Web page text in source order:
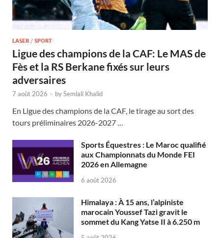
LASER / SPORT
Ligue des champions de la CAF: Le MAS de
Fès et la RS Berkane fixés sur leurs
adversaires
7 août 2026 - bySemlali Khalid
En Ligue des champions de la CAF, le tirage au sort des
tours préliminaires 2026-2027 …
Sports Équestres : Le Maroc qualifié
aux Championnats du Monde FEI
2026 en Allemagne
6 août 2026
Himalaya : À 15 ans, l’alpiniste
marocain Youssef Tazi gravit le
sommet du Kang Yatse II à 6.250 m